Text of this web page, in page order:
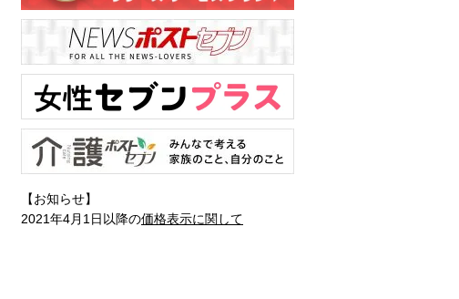
【お知らせ】
2021年4月1日以降の価格表示に関して